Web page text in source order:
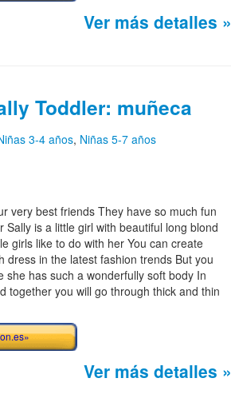
Ver más detalles »
Toddler: muñeca
3-4 años, Niñas 5-7 años
very best friends They have so much fun
is a little girl with beautiful long blond
girls like to do with her You can create
dress in the latest fashion trends But you
she has such a wonderfully soft body In
together you will go through thick and thin
Ver más detalles »